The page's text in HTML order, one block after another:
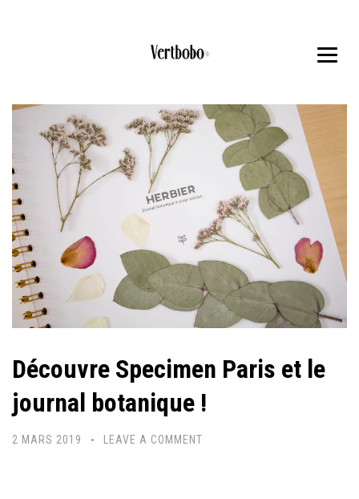
Découvre Specimen Paris et le
journal botanique !
2 MARS 2019 LEAVE A COMMENT